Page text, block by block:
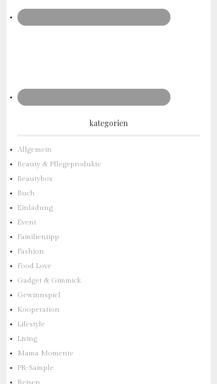
kategorien
Allgemein
Beauty & Pflegeprodukte
Beautybox
Buch
Einladung
Event
Familientipp
Fashion
Food Love
Gadget & Gimmick
Gewinnspiel
Kooperation
Lifestyle
Living
Mama Momente
PR-Sample
Reisen